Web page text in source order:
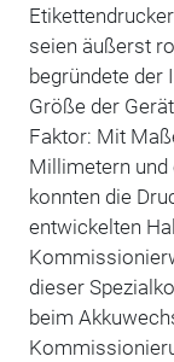
seien äußerst
begründete der
Größe der
Faktor: Mit
Millimetern und
konnten die
entwickelten
dieser
beim